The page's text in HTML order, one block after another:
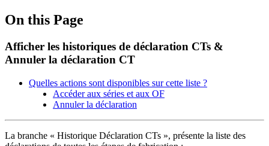
On this Page
Afficher les historiques de déclaration CTs &
Annuler la déclaration CT
Quelles actions sont disponibles sur cette liste ?
Accéder aux séries et aux OF
Annuler la déclaration
La branche « Historique Déclaration CTs », présente la liste des